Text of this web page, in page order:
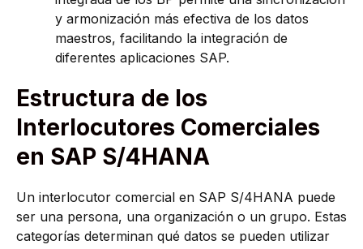
y armonización más efectiva de los datos
maestros, facilitando la integración de
diferentes aplicaciones SAP.
Estructura de los
Interlocutores Comerciales
en SAP S/4HANA
Un interlocutor comercial en SAP S/4HANA puede
ser una persona, una organización o un grupo. Estas
categorías determinan qué datos se pueden utilizar